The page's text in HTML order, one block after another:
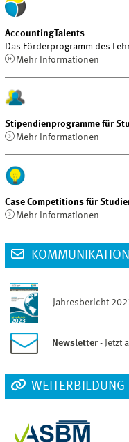
AccountingTalents
Das Förderprogramm des
Mehr Informationen
Stipendienprogramme für
Mehr Informationen
Case Competitions für
Mehr Informationen
KOMMUNIKATION
Jahresbericht
Newsletter - Jetzt
WEITERBILDUNG